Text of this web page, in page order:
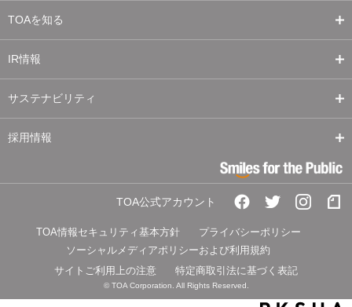
TOAを知る
IR情報
サステナビリティ
採用情報
TOA公式アカウント
TOA情報セキュリティ基本方針
プライバシーポリシー
ソーシャルメディアポリシーおよび利用規約
サイトご利用上の注意
特定商取引法に基づく表記
© TOA Corporation. All Rights Reserved.